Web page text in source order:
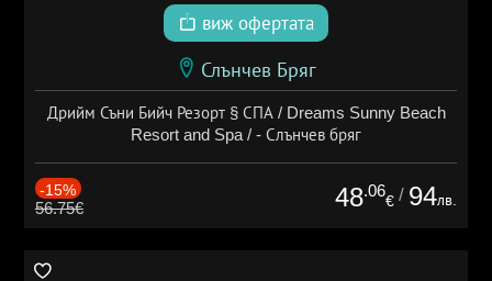
виж офертата
Слънчев Бряг
Дрийм Съни Бийч Резорт § СПА / Dreams Sunny Beach
Resort and Spa / - Слънчев бряг
-15%
56.75€ 48.06
€ / 94лв.